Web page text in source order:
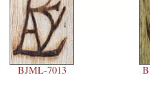
BJML-7013